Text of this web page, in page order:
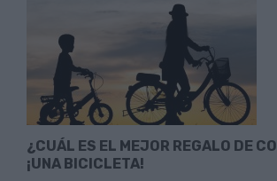
¿CUÁL ES EL MEJOR REGALO DE
¡UNA BICICLETA!